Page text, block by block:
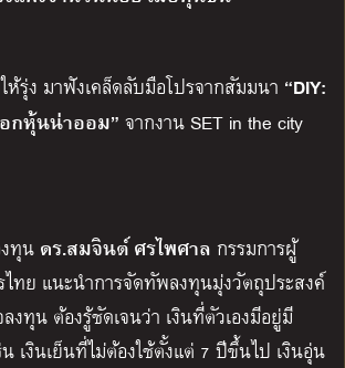
ห้รุ่ง มาฟังเคล็ดลับมือโปรจากสัมมนา “DIY:
กหุ้นน่าออม” จากงาน SET in the city
ทุน ดร.สมจินต์ ศรไพศาล กรรมการผู้
ทย แนะนำการจัดทัพลงทุนมุ่งวัตถุประสงค์
งทุน ต้องรู้ชัดเจนว่า เงินที่ตัวเองมีอยู่มี
เงินเย็นที่ไม่ต้องใช้ตั้งแต่ 7 ปีขึ้นไป เงินอุ่น